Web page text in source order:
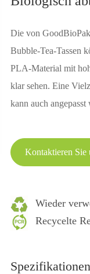
Die von
Bubble-Tea-Tassen
PLA-Material mit
klar sehen. Eine
kann auch angepasst
Kontaktieren Sie
Wieder
Recycelte